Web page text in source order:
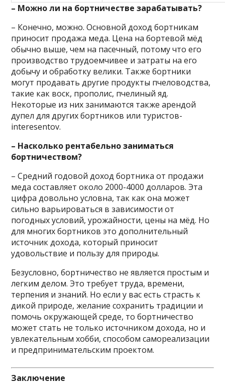
– Можно ли на бортничестве зарабатывать?
– Конечно, можно. Основной доход бортникам
приносит продажа меда. Цена на бортевой мёд
обычно выше, чем на пасечный, потому что его
производство трудоемчивее и затраты на его
добычу и обработку велики. Также бортники
могут продавать другие продукты пчеловодства,
такие как воск, прополис, пчелиный яд.
Некоторые из них занимаются также арендой
дупел для других бортников или туристов-
interesentov.
– Насколько рентабельно заниматься
бортничеством?
– Средний годовой доход бортника от продажи
меда составляет около 2000-4000 долларов. Эта
цифра довольно условна, так как она может
сильно варьироваться в зависимости от
погодных условий, урожайности, цены на мёд. Но
для многих бортников это дополнительный
источник дохода, который приносит
удовольствие и пользу для природы.
Безусловно, бортничество не является простым и
легким делом. Это требует труда, времени,
терпения и знаний. Но если у вас есть страсть к
дикой природе, желание сохранить традиции и
помочь окружающей среде, то бортничество
может стать не только источником дохода, но и
увлекательным хобби, способом самореализации
и предпринимательским проектом.
Заключение